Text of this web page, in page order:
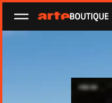
Ouvrir le menu